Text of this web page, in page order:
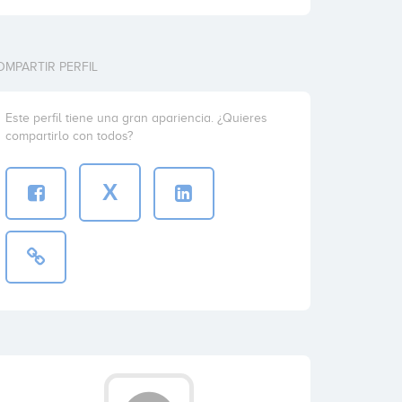
PERFIL
Este perfil tiene una gran apariencia. ¿Quieres
compartirlo con todos?
X